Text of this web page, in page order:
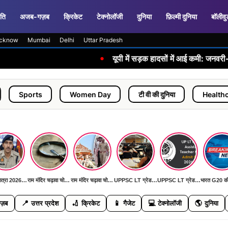
अजब-गज़ब क्रिकेट टेक्नोलॉजी दुनिया फ़िल्मी दुनिया
Mumbai Delhi Uttar Pradesh
यूपी में सड़क हादसों में आई कमी: जनवरी-जून 2026 में
Women Day टी वी की दुनिया Healthcare
कांवड़ यात्रा 2026: पहली बार AI कैमरों और ड्रोन से निगरानी, DGP ने दिया 'जीरो इंसीडेंट, जीरो एक्सीडेंट' का लक्ष्य राम मंदिर चढ़ावा चोरी मामला: SIT जांच में सामने आई बड़ी मनी ट्रेल, जल्द खुलेगा रहस्य से पर्दा राम मंदिर चढ़ावा चोरी मामला: SIT जांच में सामने आई बड़ी मनी ट्रेल, जल्द खुलेगा रहस्य से पर्दा UPPSC LT ग्रेड मुख्य परीक्षा 11 जुलाई को: हिंदी, सामाजिक विज्ञान, फिजिकल साइंस और संगीत विषयों की होगी परीक्षा UPPSC LT ग्रेड मुख्य परीक्षा 11 जुलाई को: हिंदी, सामाजिक विज्ञान, फिजिकल साइंस और संगीत विषयों की होगी परीक्षा
📍 उत्तर प्रदेश 🏏 क्रिकेट 📱 गैजेट 💻 टेक्नोलॉजी 🌎 दुनिया